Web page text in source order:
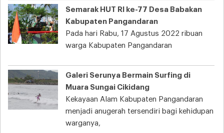
Semarak HUT RI ke-77 Desa Babakan
Kabupaten Pangandaran
Pada hari Rabu, 17 Agustus 2022 ribuan
warga Kabupaten Pangandaran
Galeri Serunya Bermain Surfing di
Muara Sungai Cikidang
Kekayaan Alam Kabupaten Pangandaran
menjadi anugerah tersendiri bagi kehidupan
warganya,